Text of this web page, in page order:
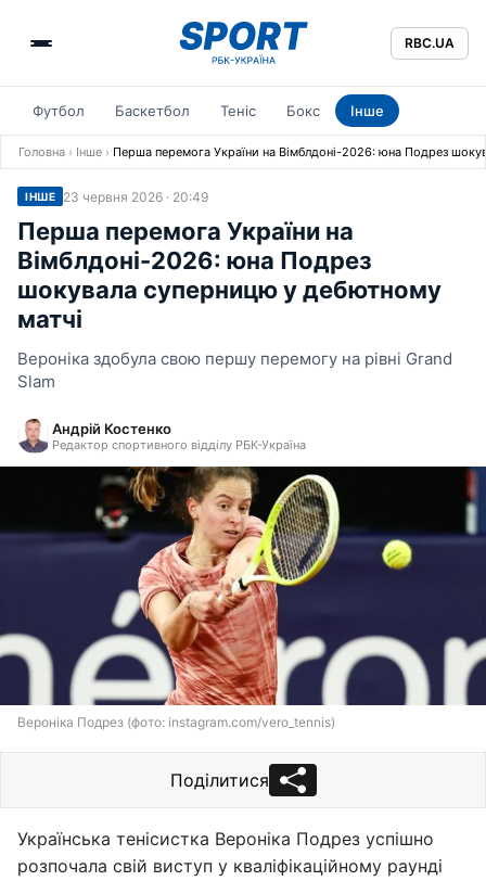
RBC.UA
Футбол Баскетбол Теніс Бокс Інше
Головна › Інше › Перша перемога України на Вімблдоні-2026: юна Подрез
ІНШЕ 23 червня 2026 · 20:49
Перша перемога України на
Вімблдоні-2026: юна Подрез
шокувала суперницю у дебютному
матчі
Вероніка здобула свою першу перемогу на рівні Grand
Slam
Андрій Костенко
Редактор спортивного відділу РБК-Україна
Вероніка Подрез (фото: instagram.com/vero_tennis)
Поділитися
Українська тенісистка Вероніка Подрез успішно
розпочала свій виступ у кваліфікаційному раунді